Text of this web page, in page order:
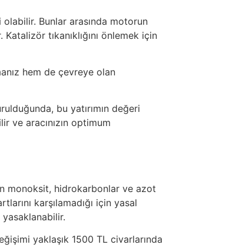
Bunlar arasında motorun
tıkanıklığını önlemek için
hem de çevreye olan
bu yatırımın değeri
ve aracınızın optimum
monoksit, hidrokarbonlar ve azot
karşılamadığı için yasal
yaklaşık 1500 TL civarlarında